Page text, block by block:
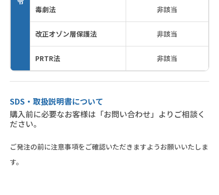
毒劇法 非該当
改正オゾン層保護法 非該当
PRTR法 非該当
SDS・取扱説明書について
購入前に必要なお客様は 「お問い合わせ」 よりご相談く
ださい。
ご発注の前に注意事項をご確認いただきますようお願いいたしま
す。